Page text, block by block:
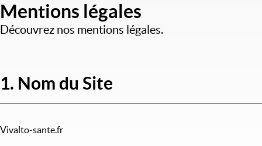
Mentions légales
Découvrez nos mentions légales.
1. Nom du Site
Vivalto-sante.fr